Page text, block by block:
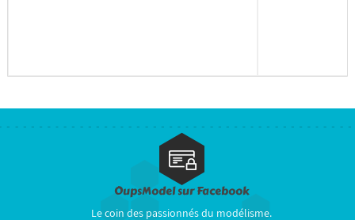
OupsModel sur Facebook
Le coin des passionnés du modélisme.